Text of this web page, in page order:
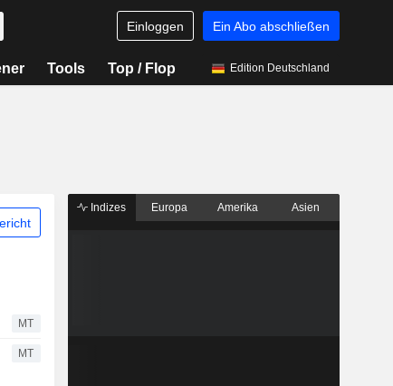
Einloggen Ein Abo abschließen
Tools Top / Flop Edition Deutschland
MT
MT
Indizes Europa Amerika Asien